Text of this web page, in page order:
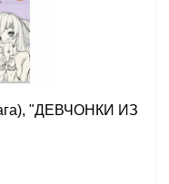
"ДЕВЧОНКИ ИЗ